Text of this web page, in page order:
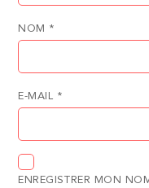
NOM *
E-MAIL *
ENREGISTRER MON